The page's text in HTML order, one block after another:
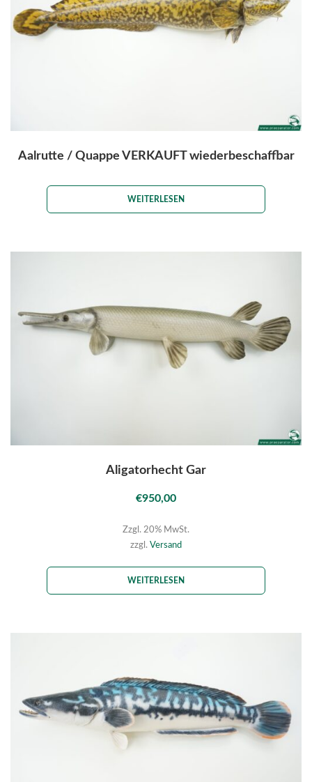
Aalrutte / Quappe VERKAUFT wiederbeschaffbar
WEITERLESEN
Aligatorhecht Gar
€950,00
Zzgl. 20% MwSt.
zzgl. Versand
WEITERLESEN